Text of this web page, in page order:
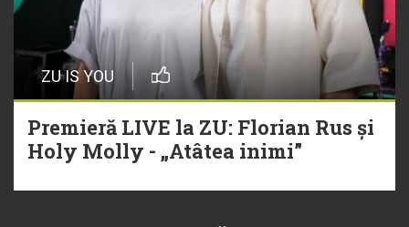
ZU IS YOU
Premieră LIVE la ZU: Florian Rus și
Holy Molly - „Atâtea inimi”